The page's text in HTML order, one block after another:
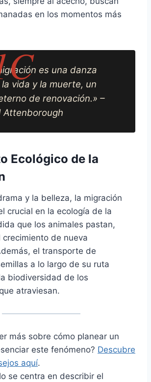
en los momentos más
es una danza
vida y la muerte, un
de renovación.» –
Attenborough
Ecológico de la
y la belleza, la migración
crucial en la ecología de la
que los animales pastan,
crecimiento de nueva
el transporte de
a lo largo de su ruta
biodiversidad de los
atraviesan.
más sobre cómo planear un
este fenómeno? Descubre
aquí.
se centra en describir el